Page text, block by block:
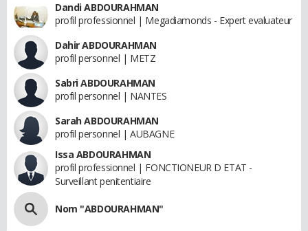
Dandi ABDOURAHMAN
profil professionnel | Megadiamonds - Expert evaluateur
Dahir ABDOURAHMAN
profil personnel | METZ
Sabri ABDOURAHMAN
profil personnel | NANTES
Sarah ABDOURAHMAN
profil personnel | AUBAGNE
Issa ABDOURAHMAN
profil professionnel | FONCTIONEUR D ETAT -
Surveillant penitentiaire
Nom "ABDOURAHMAN"